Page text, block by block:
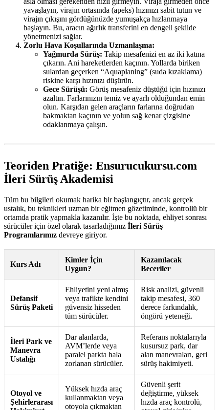
yavaşlayın, virajın ortasında (apeks) hızınızı sabit tutun ve
virajın çıkışını gördüğünüzde yumuşakça hızlanmaya
başlayın. Bu, aracın ağırlık transferini en dengeli şekilde
yönetmenizi sağlar.
Zorlu Hava Koşullarında Uzmanlaşma:
Yağmurda Sürüş: Takip mesafenizi en az iki katına
çıkarın. Ani hareketlerden kaçının. Yollarda biriken
sulardan geçerken “Aquaplaning” (suda kızaklama)
riskine karşı hızınızı düşürün.
Gece Sürüşü: Görüş mesafeniz düştüğü için hızınızı
azaltın. Farlarınızın temiz ve ayarlı olduğundan emin
olun. Karşıdan gelen araçların farlarına doğrudan
bakmaktan kaçının ve yolun sağ kenar çizgisine
odaklanmaya çalışın.
Teoriden Pratiğe: Ensurucukursu.com
İleri Sürüş Akademisi
Tüm bu bilgileri okumak harika bir başlangıçtır, ancak gerçek
ustalık, bu teknikleri uzman bir eğitmen gözetiminde, kontrollü bir
ortamda pratik yapmakla kazanılır. İşte bu noktada, ehliyet sonrası
sürücüler için özel olarak tasarladığımız İleri Sürüş
Programlarımız devreye giriyor.
Kurs Adı
Kimler İçin
Uygun?
Kazanılacak
Beceriler
Defansif
Sürüş Paketi
Ehliyetini yeni almış
veya trafikte kendini
güvensiz hisseden
tüm sürücüler.
Risk analizi, güvenli
takip mesafesi, 360
derece farkındalık,
öngörü yeteneği.
İleri Park ve
Manevra
Ustalığı
Dar alanlarda,
AVM’lerde veya
paralel parkta hala
zorlanan sürücüler.
Referans noktalarıyla
kusursuz park, dar
alan manevraları, geri
sürüş hakimiyeti.
Otoyol ve
Şehirlerarası
Yüksek hızda araç
kullanmaktan veya
otoyola çıkmaktan
Güvenli şerit
değiştirme, yüksek
hızda araç kontrolü,